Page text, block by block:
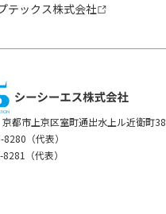
テックス株式会社
都市上京区室町通出水上ル近衛町38
（代表）
（代表）